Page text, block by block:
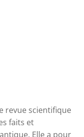
revue scientifique
faits et
Elle a pour